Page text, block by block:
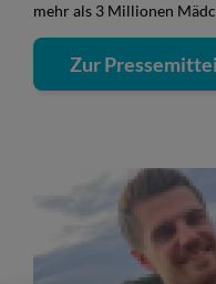
mehr als 3 Millionen
Zur